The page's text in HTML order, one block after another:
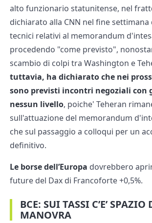
alto funzionario statunitense, nel
dichiarato alla CNN nel fine settimana
tecnici relativi al memorandum
procedendo "come previsto",
scambio di colpi tra Washington e
tuttavia, ha dichiarato che nei
sono previsti incontri negoziali con
nessun livello, poiche' Teheran
sull'attuazione del memorandum
che sul passaggio a colloqui per un
definitivo.
Le borse dell’Europa dovrebbero
future del Dax di Francoforte +0,5%.
BCE: SUI TASSI C’E’ SPAZIO
MANOVRA